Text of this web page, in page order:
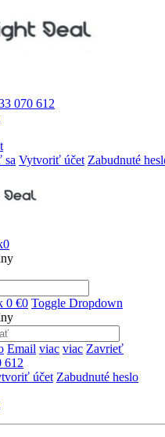
070 612
sa Vytvoriť účet Zabudnuté
0
0 €0 Toggle Dropdown
Email viac viac Zavrieť
612
účet Zabudnuté heslo